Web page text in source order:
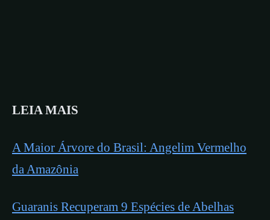
LEIA MAIS
A Maior Árvore do Brasil: Angelim Vermelho
da Amazônia
Guaranis Recuperam 9 Espécies de Abelhas